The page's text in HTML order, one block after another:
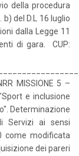
della procedura
del D.L 16 luglio
dalla Legge 11
di gara. CUP:
MISSIONE 5 –
e inclusione
Determinazione
Servizi ai sensi
come modificata
dei pareri